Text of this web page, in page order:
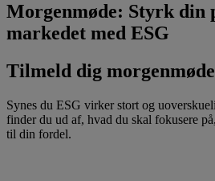
Morgenmøde: Styrk din
markedet med ESG
Tilmeld dig
Synes du ESG virker stort og
finder du ud af, hvad du skal fokusere
til din fordel.